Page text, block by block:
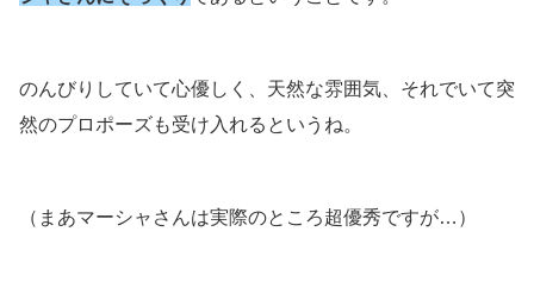
のんびりしていて心優しく、天然な雰囲気、それでいて突
然のプロポーズも受け入れるというね。
（まあマーシャさんは実際のところ超優秀ですが…）